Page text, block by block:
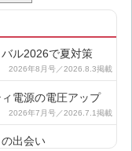
ル2026で夏対策
電源の電圧アップ
出会い